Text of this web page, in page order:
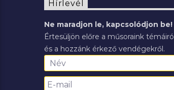
Hírlevél
Ne maradjon le, kapcsolódjon be!
Értesüljön előre a műsoraink témáiról
és a hozzánk érkező vendégekről.